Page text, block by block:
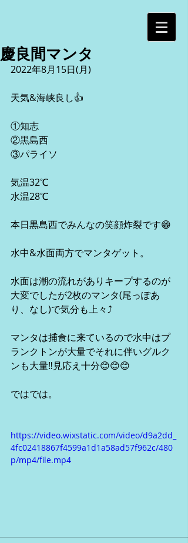
慶良間マンタ
2022年8月15日(月)
天気&海峡良し👍
①知志
②黒島西
③パライソ
気温32℃
水温28℃
本日黒島西でみんなの笑顔炸裂です😁
水中&水面両方でマンタゲット。
水面は潮の流れがありキープするのが
大変でしたが2枚のマンタ(尾っぽあ
り、なし)で気分も上々⤴︎
マンタは捕食に来ているので水中はプ
ランクトンが大量でそれに伴いグルク
ンも大量‼︎見応え十分😊😊😊
ではでは。
https://video.wixstatic.com/video/d9a2dd_
4fc02418867f4599a1d1a58ad57f962c/480
p/mp4/file.mp4